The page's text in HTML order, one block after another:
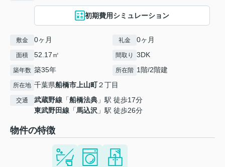
初期費用シミュレーション
敷金 0ヶ月 礼金 0ヶ月
面積 52.17㎡ 間取り 3DK
築年数 築35年 所在階 1階/2階建
所在地 千葉県船橋市上山町２丁目
交通 武蔵野線 「船橋法典 」駅 徒歩17分
東武野田線 「馬込沢 」駅 徒歩26分
物件の特徴